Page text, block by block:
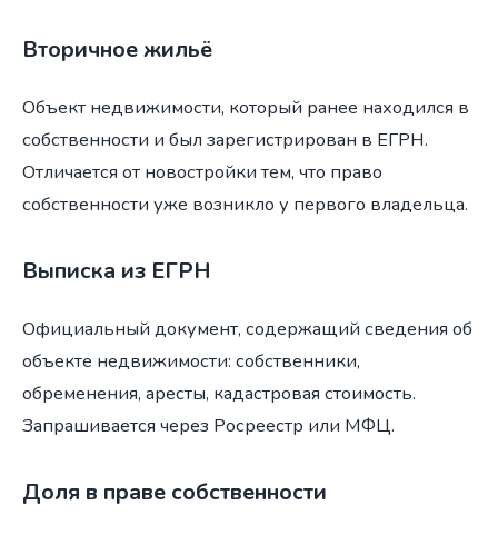
Вторичное жильё
Объект недвижимости, который ранее находился в
собственности и был зарегистрирован в ЕГРН.
Отличается от новостройки тем, что право
собственности уже возникло у первого владельца.
Выписка из ЕГРН
Официальный документ, содержащий сведения об
объекте недвижимости: собственники,
обременения, аресты, кадастровая стоимость.
Запрашивается через Росреестр или МФЦ.
Доля в праве собственности